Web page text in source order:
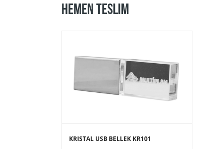
HEMEN TESLIM
KRISTAL USB BELLEK KR101